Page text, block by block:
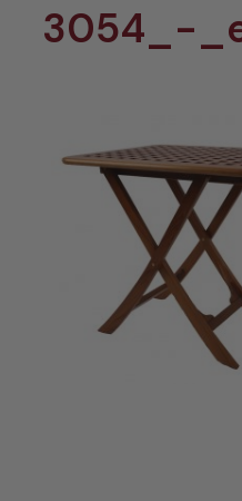
3054_-